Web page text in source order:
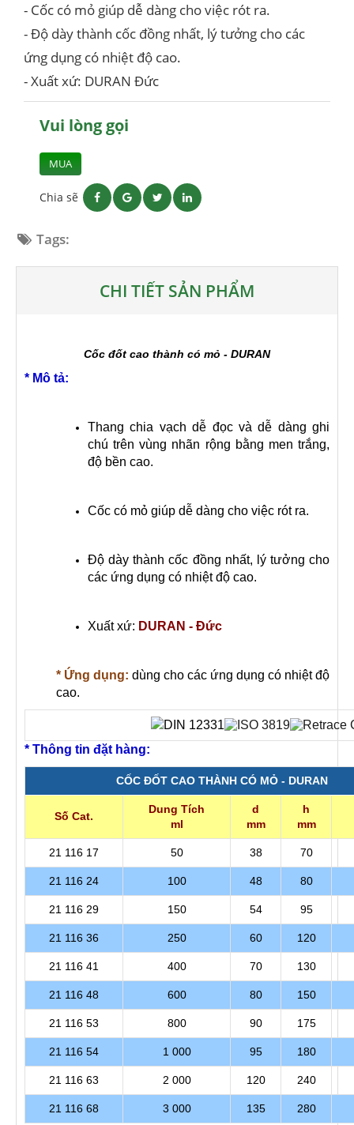
- Cốc có mỏ giúp dễ dàng cho việc rót ra.
- Độ dày thành cốc đồng nhất, lý tưởng cho các
ứng dụng có nhiệt độ cao.
- Xuất xứ: DURAN Đức
Vui lòng gọi
MUA
Chia sẽ
Tags:
CHI TIẾT SẢN PHẨM
Cốc đốt cao thành có mỏ - DURAN
* Mô tả:
Thang chia vạch dễ đọc và dễ dàng ghi
chú trên vùng nhãn rộng bằng men trắng,
độ bền cao.
Cốc có mỏ giúp dễ dàng cho việc rót ra.
Độ dày thành cốc đồng nhất, lý tưởng cho
các ứng dụng có nhiệt độ cao.
Xuất xứ: DURAN - Đức
* Ứng dụng: dùng cho các ứng dụng có nhiệt độ
cao.
* Thông tin đặt hàng:
CỐC ĐỐT CAO THÀNH CÓ MỎ - DURAN
Số Cat.
Dung Tích
ml
d
mm
h
mm
21 116 17 50 38 70
21 116 24 100 48 80
21 116 29 150 54 95
21 116 36 250 60 120
21 116 41 400 70 130
21 116 48 600 80 150
21 116 53 800 90 175
21 116 54 1 000 95 180
21 116 63 2 000 120 240
21 116 68 3 000 135 280